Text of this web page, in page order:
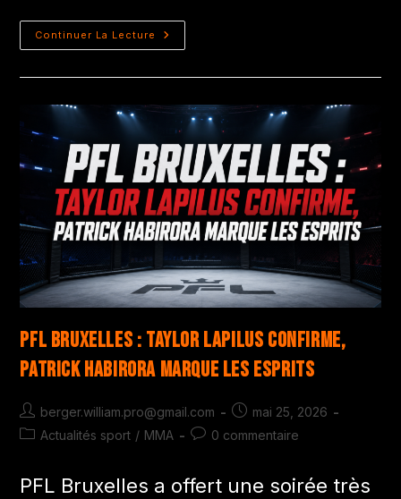
Continuer La Lecture
PFL Bruxelles : Taylor Lapilus confirme,
Patrick Habirora marque les esprits
berger.william.pro@gmail.com
mai 25, 2026
Actualités sport / MMA 0 commentaire
PFL Bruxelles a offert une soirée très